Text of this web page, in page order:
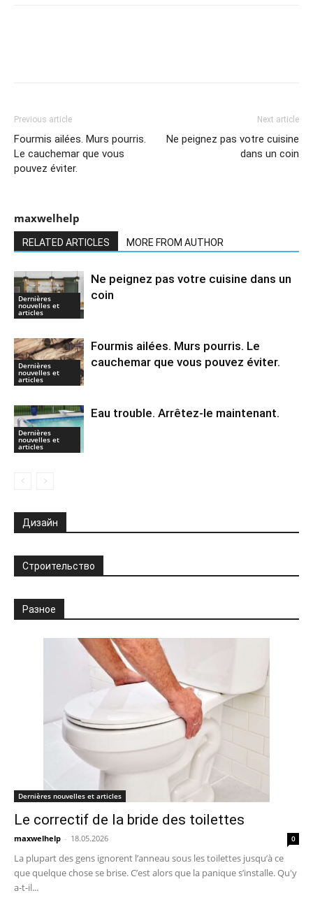
Previous article
Fourmis ailées. Murs pourris.
Le cauchemar que vous
pouvez éviter.
Next article
Ne peignez pas votre cuisine
dans un coin
maxwelhelp
RELATED ARTICLES MORE FROM AUTHOR
Dernières
nouvelles et
articles
Ne peignez pas votre cuisine dans un
coin
Dernières
nouvelles et
articles
Fourmis ailées. Murs pourris. Le
cauchemar que vous pouvez éviter.
Dernières
nouvelles et
articles
Eau trouble. Arrêtez-le maintenant.
Дизайн
Строительство
Разное
Dernières nouvelles et articles
Le correctif de la bride des toilettes
maxwelhelp - 18.05.2026 0
La plupart des gens ignorent l’anneau sous les toilettes jusqu’à ce
que quelque chose se brise. C’est alors que la panique s’installe. Qu'y
a-t-il...